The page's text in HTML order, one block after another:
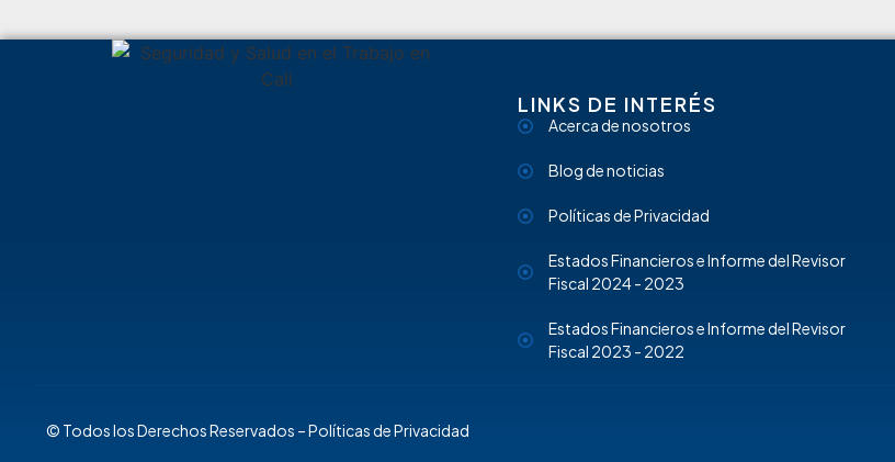
LINKS DE INTERÉS
Acerca de nosotros
Blog de noticias
Políticas de Privacidad
Estados Financieros e Informe del Revisor
Fiscal 2024 - 2023
Estados Financieros e Informe del Revisor
Fiscal 2023 - 2022
© Todos los Derechos Reservados –Políticas de Privacidad